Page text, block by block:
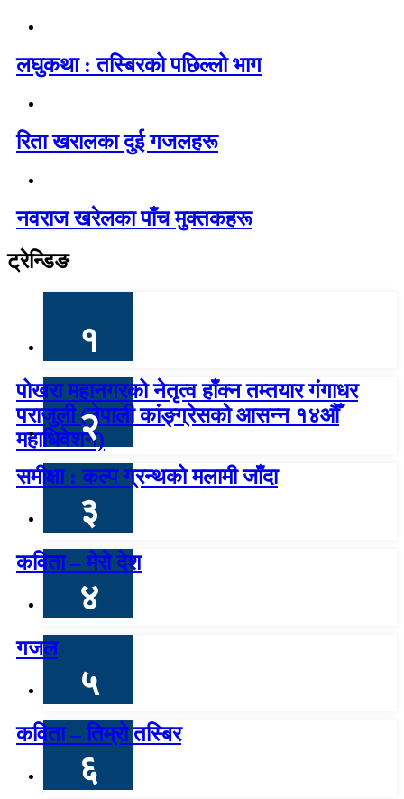
लघुकथा : तस्बिरको पछिल्लो भाग
रिता खरालका दुई गजलहरू
नवराज खरेलका पाँच मुक्तकहरू
ट्रेन्डिङ
१
पोखरा महानगरको नेतृत्व हाँक्न तम्तयार गंगाधर
पराजुली (नेपाली कांङ्ग्रेसको आसन्न १४औँ
महाधिवेशन)
२
समीक्षा : कल्प ग्रन्थको मलामी जाँदा
३
कविता – मेरो देश
४
गजल
५
कविता – तिम्रो तस्बिर
६